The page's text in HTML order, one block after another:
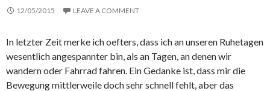
12/05/2015 LEAVE A COMMENT
In letzter Zeit merke ich oefters, dass ich an unseren Ruhetagen
wesentlich angespannter bin, als an Tagen, an denen wir
wandern oder Fahrrad fahren. Ein Gedanke ist, dass mir die
Bewegung mittlerweile doch sehr schnell fehlt, aber das